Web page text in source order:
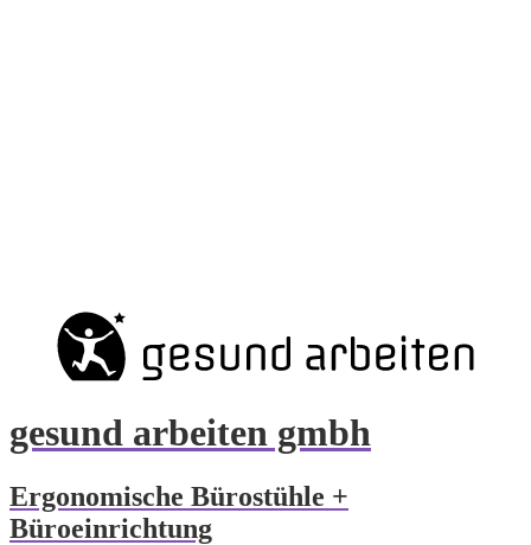
gesund arbeiten gmbh
Ergonomische Bürostühle +
Büroeinrichtung